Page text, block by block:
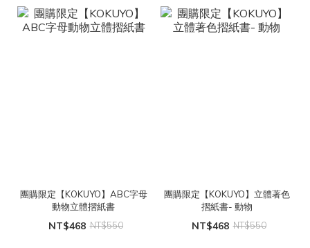
團購限定【KOKUYO】ABC字母
動物立體摺紙書
NT$468 NT$550
團購限定【KOKUYO】立體著色
摺紙書- 動物
NT$468 NT$550